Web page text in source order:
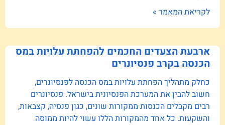
לקריאת המאמר »
ארבעת הצעדים החכמים להפחתת עלויות במס
הכנסה בקרב פנסיונרים
כחלק מתהליך הפחתת עלויות במס הכנסה לפנסיונרים,
חשוב להבין את המערכת הפנסיונית בישראל. פנסיונרים
רבים מקבלים הכנסות ממקורות שונים, כגון פנסיה, קצבאות,
והשקעות. כל אחד מהמקורות הללו עשוי להיות ממוסה